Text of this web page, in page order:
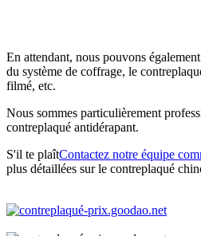
En attendant, nous pouvons
du système de coffrage, le
filmé, etc.
Nous sommes particulièrement
contreplaqué antidérapant.
S'il te plaîtContactez notre équipe
plus détaillées sur le contreplaqué